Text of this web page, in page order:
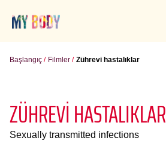
Başlangıç Filmler Zührevi hastalıklar
ZÜHREVI HASTALIKLAR
Sexually transmitted infections